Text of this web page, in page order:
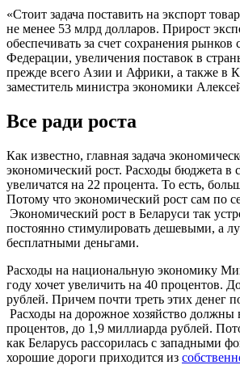
«Стоит задача поставить на экспорт
не менее 53 млрд долларов. Прирост
обеспечивать за счет сохранения рынков
Федерации, увеличения поставок в
прежде всего Азии и Африки, а также в
заместитель министра экономики
Все ради роста
Как известно, главная задача
экономический рост. Расходы бюджета в
увеличатся на 22 процента. То есть,
Потому что экономический рост сам по
Экономический рост в Беларуси так
постоянно стимулировать дешевыми, а
бесплатными деньгами.
Расходы на национальную экономику
году хочет увеличить на 40 процентов.
рублей. Причем почти треть этих денег
Расходы на дорожное хозяйство должны
процентов, до 1,9 миллиарда рублей.
как Беларусь рассорилась с западными
хорошие дороги приходится из